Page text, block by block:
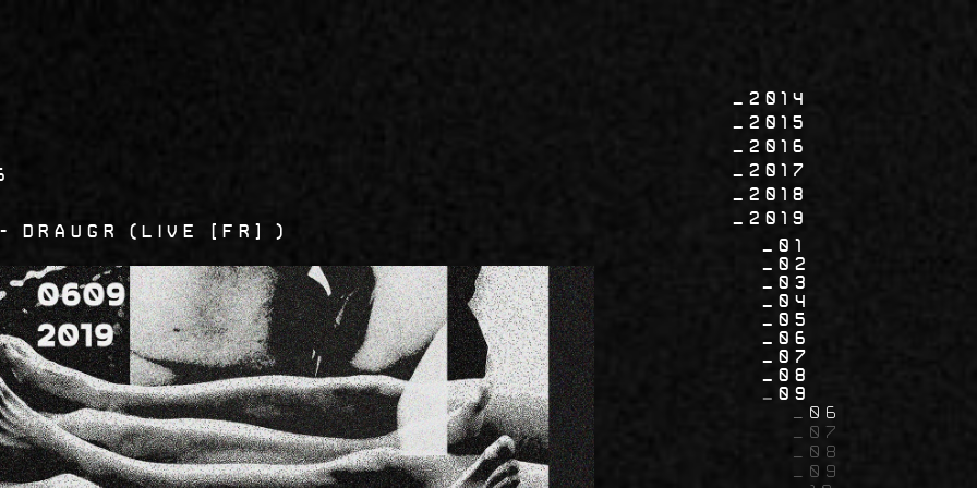
Draugr Live [FR]
2014
2015
2016
2017
2018
2019
01
02
03
04
05
06
07
08
09
06
07
08
09